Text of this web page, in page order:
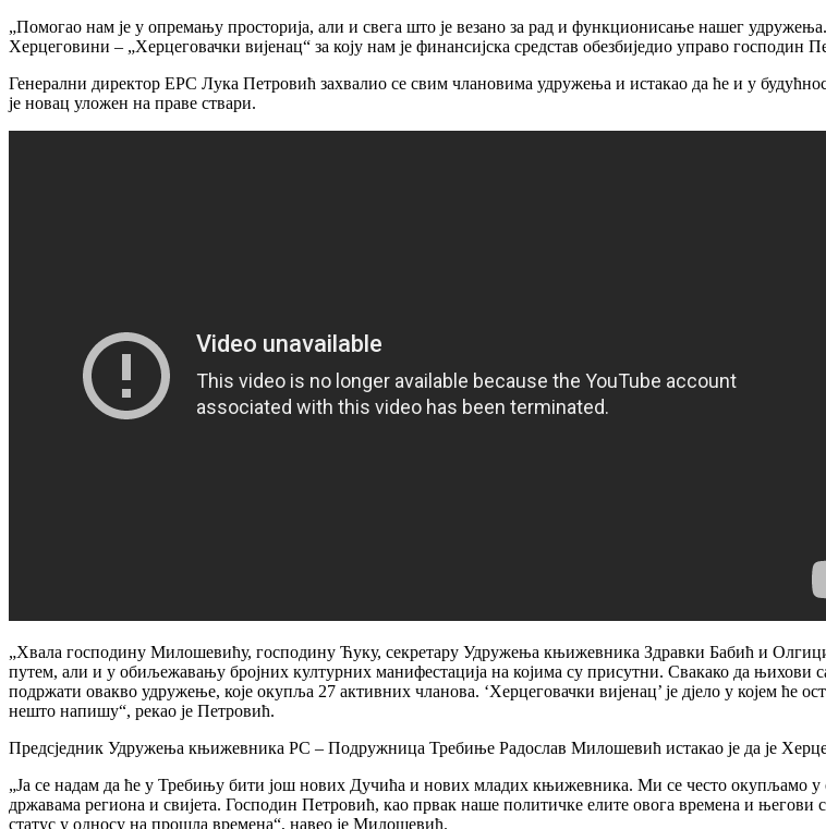
„Помогао нам је у опремању просторија, али и свега што је везано за рад и функционисање нашег
Херцеговини – „Херцеговачки вијенац“ за коју нам је финансијска средстав обезбиједио управо господин
Генерални директор ЕРС Лука Петровић захвалио се свим члановима удружења и истакао да ће и у
је новац уложен на праве ствари.
„Хвала господину Милошевићу, господину Ћуку, секретару Удружења књижевника Здравки Бабић и
путем, али и у обиљежавању бројних културних манифестација на којима су присутни. Свакако да њихови
подржати овакво удружење, које окупља 27 активних чланова. ‘Херцеговачки вијенац’ је дјело у којем ће
нешто напишу“, рекао је Петровић.
Предсједник Удружења књижевника РС – Подружница Требиње Радослав Милошевић истакао је да је
„Ја се надам да ће у Требињу бити још нових Дучића и нових младих књижевника. Ми се често окупљамо
државама региона и свијета. Господин Петровић, као првак наше политичке елите овога времена и
статус у односу на прошла времена“, навео је Милошевић.